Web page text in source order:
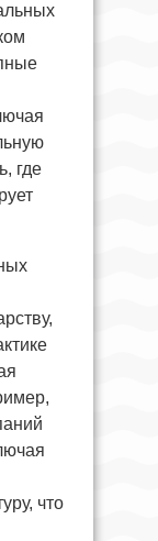
где
что